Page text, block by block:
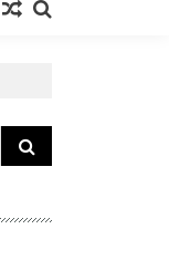
Search
for: